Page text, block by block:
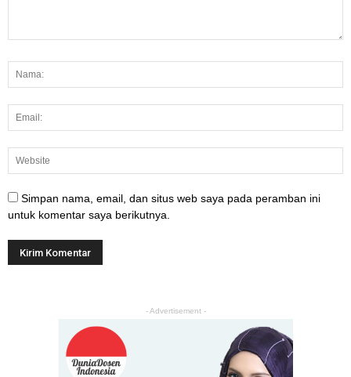
Simpan nama, email, dan situs web saya pada peramban ini
untuk komentar saya berikutnya.
- Advertisement -